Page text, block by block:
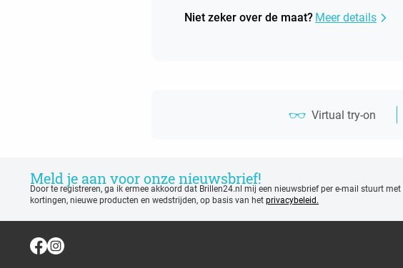
Niet zeker over de maat? Meer details
Virtual try-on
Meld je aan voor onze nieuwsbrief!
Door te registreren, ga ik ermee akkoord dat Brillen24.nl mij een nieuwsbrief per e-mail stuurt met
kortingen, nieuwe producten en wedstrijden, op basis van het privacybeleid.